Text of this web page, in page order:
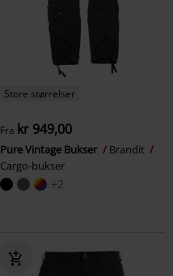
Store størrelser
Fra kr 949,00
Pure Vintage Bukser
Brandit
Cargo-bukser
+2